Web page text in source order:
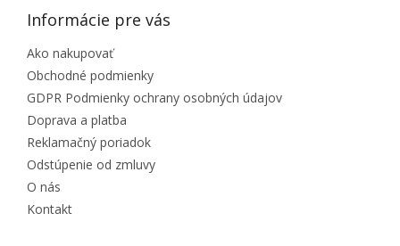
Informácie pre vás
Ako nakupovať
Obchodné podmienky
GDPR Podmienky ochrany osobných údajov
Doprava a platba
Reklamačný poriadok
Odstúpenie od zmluvy
O nás
Kontakt